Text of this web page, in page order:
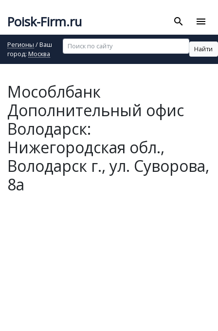
Poisk-Firm.ru search menu
Регионы / Ваш
город: Москва
Найти
Мособлбанк
Дополнительный офис
Володарск:
Нижегородская обл.,
Володарск г., ул. Суворова,
8а